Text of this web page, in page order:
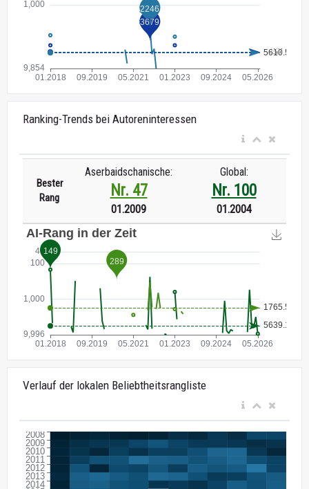
Ranking-Trends bei Autoreninteressen
Bester
Rang
Aserbaidschanische:
Nr. 47
01.2009
Global:
Nr. 100
01.2004
Verlauf der lokalen Beliebtheitsrangliste